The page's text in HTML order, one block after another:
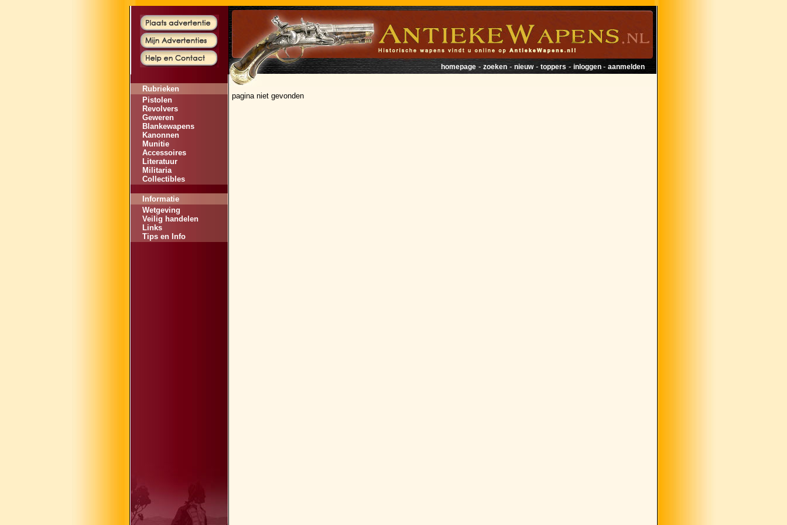
Rubrieken
Pistolen
Revolvers
Geweren
Blankewapens
Kanonnen
Munitie
Accessoires
Literatuur
Militaria
Collectibles
Informatie
Wetgeving
Veilig handelen
Links
Tips en Info
homepage-zoeken-nieuw- toppers- inloggen - aanmelden
pagina niet gevonden